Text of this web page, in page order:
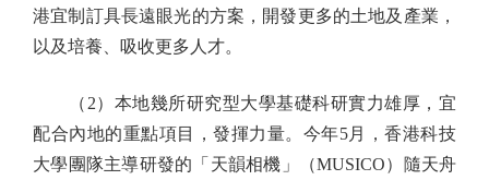
港宜制訂具長遠眼光的方案，開發更多的土地及產業，
以及培養、吸收更多人才。
（2）本地幾所研究型大學基礎科研實力雄厚，宜
配合內地的重點項目，發揮力量。今年5月，香港科技
大學團隊主導研發的「天韻相機」（MUSICO）隨天舟